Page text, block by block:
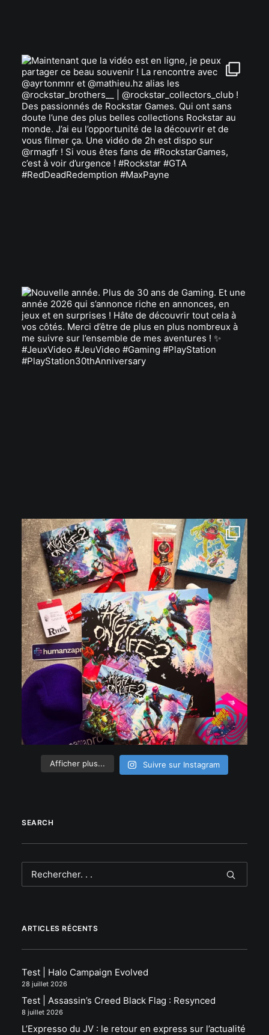
Afficher plus... Suivre sur Instagram
SEARCH
ARTICLES RÉCENTS
Test | Halo Campaign Evolved
28 juillet 2026
Test | Assassin’s Creed Black Flag : Resynced
8 juillet 2026
L’Expresso du JV : le retour en express sur l’actualité